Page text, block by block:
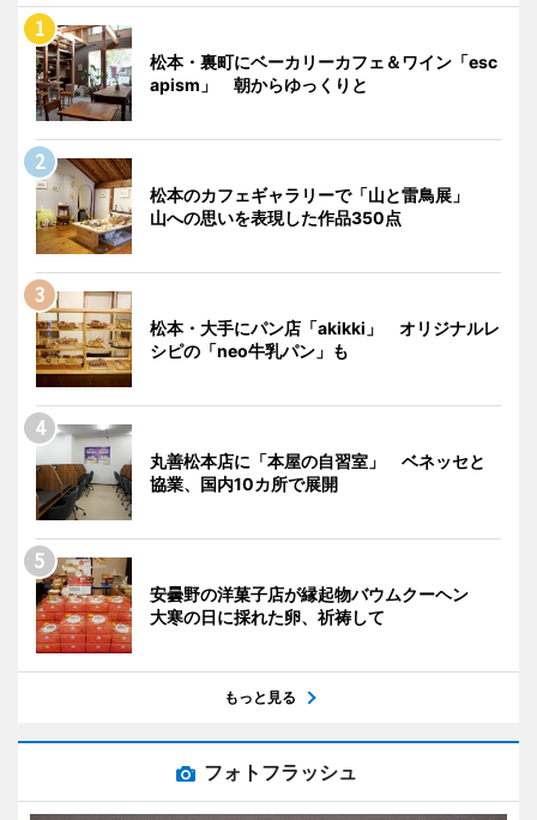
松本・裏町にベーカリーカフェ＆ワイン「esc
apism」 朝からゆっくりと
松本のカフェギャラリーで「山と雷鳥展」
山への思いを表現した作品350点
松本・大手にパン店「akikki」 オリジナルレ
シピの「neo牛乳パン」も
丸善松本店に「本屋の自習室」 ベネッセと
協業、国内10カ所で展開
安曇野の洋菓子店が縁起物バウムクーヘン
大寒の日に採れた卵、祈祷して
もっと見る
フォトフラッシュ